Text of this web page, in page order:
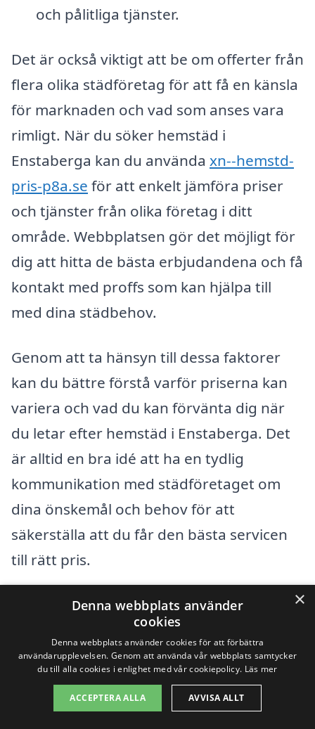
och pålitliga tjänster.
Det är också viktigt att be om offerter från
flera olika städföretag för att få en känsla
för marknaden och vad som anses vara
rimligt. När du söker hemstäd i
Enstaberga kan du använda xn--hemstd-
pris-p8a.se för att enkelt jämföra priser
och tjänster från olika företag i ditt
område. Webbplatsen gör det möjligt för
dig att hitta de bästa erbjudandena och få
kontakt med proffs som kan hjälpa till
med dina städbehov.
Genom att ta hänsyn till dessa faktorer
kan du bättre förstå varför priserna kan
variera och vad du kan förvänta dig när
du letar efter hemstäd i Enstaberga. Det
är alltid en bra idé att ha en tydlig
kommunikation med städföretaget om
dina önskemål och behov för att
säkerställa att du får den bästa servicen
till rätt pris.
Få 3 erbjudanden, gratis och utan
förpliktelser
Sök efter en
×
Denna webbplats använder
cookies
Denna webbplats använder cookies för att förbättra
användarupplevelsen. Genom att använda vår webbplats samtycker
du till alla cookies i enlighet med vår cookiepolicy. Läs mer
ACCEPTERA ALLA AVVISA ALLT